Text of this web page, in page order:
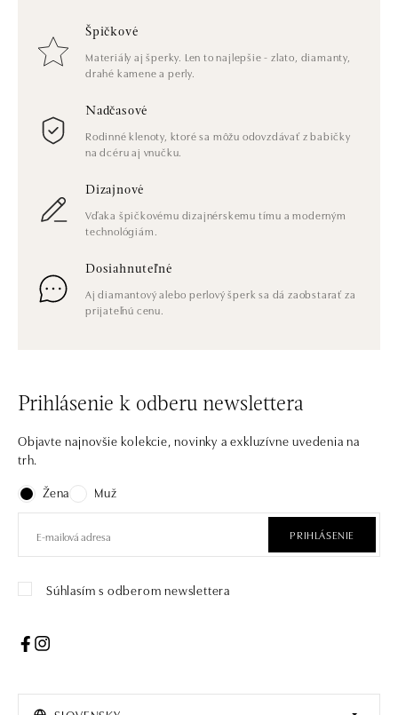
Špičkové
Materiály aj šperky. Len to najlepšie - zlato, diamanty,
drahé kamene a perly.
Nadčasové
Rodinné klenoty, ktoré sa môžu odovzdávať z babičky
na dcéru aj vnučku.
Dizajnové
Vďaka špičkovému dizajnérskemu tímu a moderným
technológiám.
Dosiahnuteľné
Aj diamantový alebo perlový šperk sa dá zaobstarať za
prijateľnú cenu.
Prihlásenie k odberu newslettera
Objavte najnovšie kolekcie, novinky a exkluzívne uvedenia na
trh.
Žena
Muž
PRIHLÁSENIE
Súhlasím s odberom newslettera